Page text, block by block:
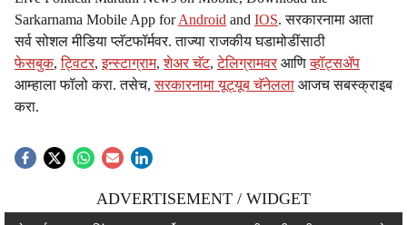
Sarkarnama Mobile App forAndroid and IOS. सरकारनामा आता
सर्व सोशल मीडिया प्लॅटफॉर्मवर. ताज्या राजकीय घडामोडींसाठी
फेसबुक,ट्विटर,इन्स्टाग्राम,शेअर चॅट,टेलिग्रामवर आणिव्हॉट्सॲप
आम्हाला फॉलो करा. तसेच,सरकारनामा यूट्यूब चॅनेलला आजच सबस्क्राइब
करा.
ADVERTISEMENT / WIDGET